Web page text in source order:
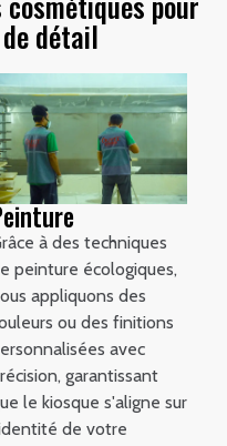
détail
à des techniques
peinture écologiques,
appliquons des
ou des finitions
avec
garantissant
le kiosque s'aligne sur
de votre